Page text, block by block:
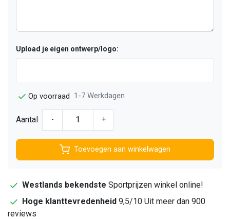
Upload je eigen ontwerp/logo:
Op voorraad 1-7 Werkdagen
Aantal - +
Toevoegen aan winkelwagen
Westlands bekendste Sportprijzen winkel online!
Hoge klanttevredenheid 9,5/10 Uit meer dan 900
reviews